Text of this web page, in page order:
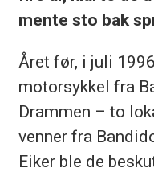
mente sto bak
Året før, i juli
motorsykkel fra
Drammen – to
venner fra
Eiker ble de